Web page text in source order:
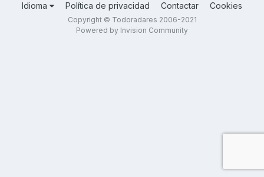
Idioma Política de privacidad Contactar Cookies
Copyright © Todoradares 2006-2021
Powered by Invision Community